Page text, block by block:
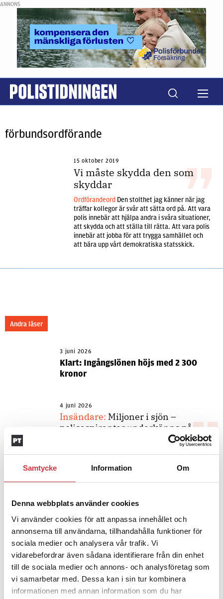
Samtycke Information Om
Denna webbplats använder cookies
Vi använder cookies för att anpassa innehållet och
annonserna till användarna, tillhandahålla funktioner för
sociala medier och analysera vår trafik. Vi
vidarebefordrar även sådana identifierare från din enhet
till de sociala medier och annons- och analysföretag som
vi samarbetar med. Dessa kan i sin tur kombinera
informationen med annan information som du har
ANNONS
förbundsordförande
15 oktober 2019
Vi måste skydda den som
skyddar
Ordförandeord Den stolthet jag känner när jag
träffar kollegor är svår att sätta ord på. Att vara
polis innebär att hjälpa andra i svåra situationer,
att skydda och att ställa till rätta. Att vara polis
innebär att jobba för att trygga samhället och
att bära upp vårt demokratiska statsskick.
Andra läser
3 juni 2026
Klart: Ingångslönen höjs med 2 300
kronor
4 juni 2026
Insändare: Miljoner i sjön –
polisaspiranter underkänns på
– nu ska han lära sig grunderna
4 juni 2026
Polisregionen erkänner fel: ”Kommer
att rättas till”